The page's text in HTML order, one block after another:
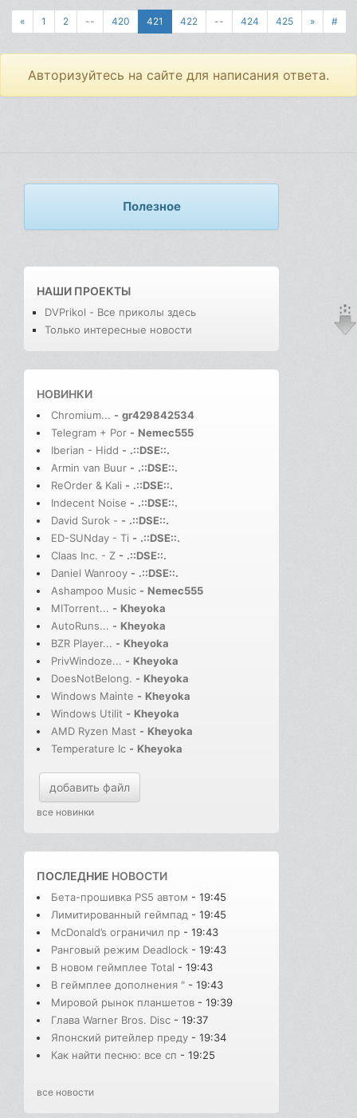
« 1 2 -- 420 421 422 -- 424 425 » #
Авторизуйтесь на сайте для написания ответа.
Полезное
НАШИ ПРОЕКТЫ
DVPrikol - Все приколы здесь
Только интересные новости
НОВИНКИ
Chromium... - gr429842534
Telegram + Por - Nemec555
Iberian - Hidd - .::DSE::.
Armin van Buur - .::DSE::.
ReOrder & Kali - .::DSE::.
Indecent Noise - .::DSE::.
David Surok - - .::DSE::.
ED-SUNday - Ti - .::DSE::.
Claas Inc. - Z - .::DSE::.
Daniel Wanrooy - .::DSE::.
Ashampoo Music - Nemec555
MITorrent... - Kheyoka
AutoRuns... - Kheyoka
BZR Player... - Kheyoka
PrivWindoze... - Kheyoka
DoesNotBelong. - Kheyoka
Windows Mainte - Kheyoka
Windows Utilit - Kheyoka
AMD Ryzen Mast - Kheyoka
Temperature Ic - Kheyoka
добавить файл
все новинки
ПОСЛЕДНИЕ НОВОСТИ
Бета-прошивка PS5 автом - 19:45
Лимитированный геймпад - 19:45
McDonald’s ограничил пр - 19:43
Ранговый режим Deadlock - 19:43
В новом геймплее Total - 19:43
В геймплее дополнения " - 19:43
Мировой рынок планшетов - 19:39
Глава Warner Bros. Disc - 19:37
Японский ритейлер преду - 19:34
Как найти песню: все сп - 19:25
все новости